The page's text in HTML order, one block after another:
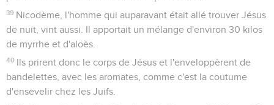
39 Nicodème, l'homme qui auparavant était allé trouver Jésus
de nuit, vint aussi. Il apportait un mélange d'environ 30 kilos
de myrrhe et d'aloès.
40 Ils prirent donc le corps de Jésus et l'enveloppèrent de
bandelettes, avec les aromates, comme c'est la coutume
d'ensevelir chez les Juifs.